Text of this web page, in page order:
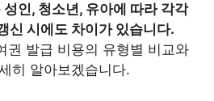
인, 청소년, 유아에 따라 각각
신 시에도 차이가 있습니다.
권 발급 비용의 유형별 비교와
히 알아보겠습니다.